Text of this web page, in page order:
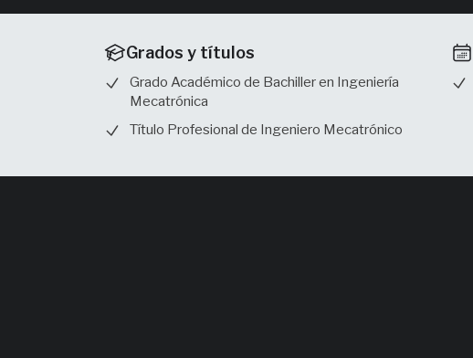
Grados y títulos
Grado Académico de Bachiller en Ingeniería
Mecatrónica
Título Profesional de Ingeniero Mecatrónico